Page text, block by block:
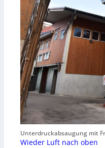
Unterdruckabsaugung mit
Wieder Luft nach oben